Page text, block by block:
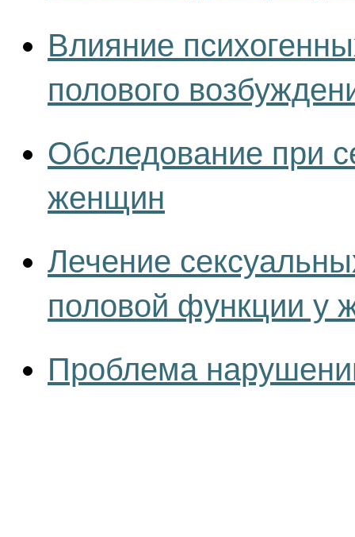
Влияние
полового
Обследование при
женщин
Лечение
половой функции у
Проблема